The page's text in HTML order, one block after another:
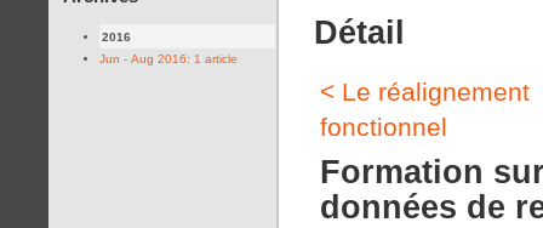
2016
Jun - Aug 2016: 1 article
Détail
< Le réalignement
fonctionnel
Formation
données de